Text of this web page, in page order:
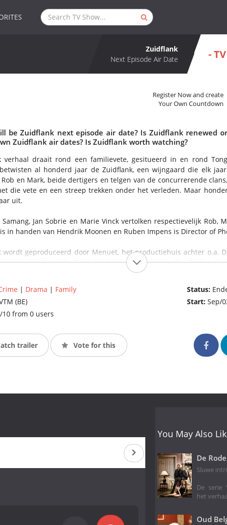
Zuidflank
Next Episode Air Date
-
Register Now and create
Your Own Countdown
be Zuidflank next episode air date? Is Zuidflank renewed
Zuidflank air dates? Is Zuidflank worth watching?
verhaal draait rond een familievete, gesitueerd in en rond
al honderd jaar de Zuidflank, een wijngaard die elk
en Mark, beide dertigers en telgen van de concurrerende
die vete en een streep trekken onder het verleden. Maar
uit.
Samang, Jan Sobrie en Marie Vinck vertolken respectievelijk Rob,
in handen van Hendrik Moonen en Ruben Impens is Director of
wordt geproduceerd door Menuet, het productiehuis achter o.a.
de serie), Katarakt, De Helaasheid der Dingen en The Broken
met de steun van het Mediafonds, tax shelter partners en
| Drama | Family
(BE)
10 from 0 users
Status:
Start:Sep/
trailer Vote for this
You May Also
De
Sluwe
De serie
het
Oud